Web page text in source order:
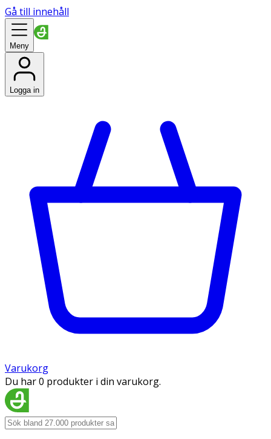
Gå till innehåll
Meny
Logga in
Varukorg
Du har 0 produkter i din varukorg.